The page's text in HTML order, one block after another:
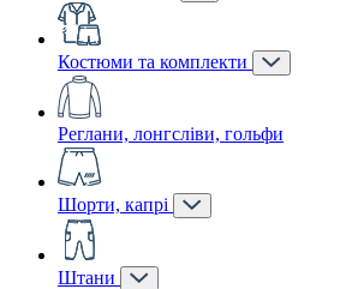
Костюми та комплекти
Реглани, лонгсліви, гольфи
Шорти, капрі
Штани